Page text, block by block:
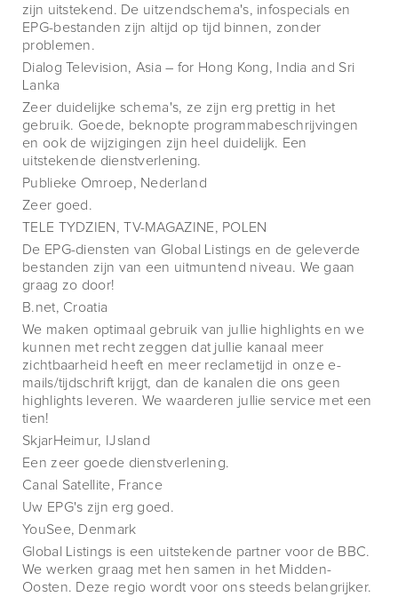
zijn uitstekend. De uitzendschema's, infospecials en
EPG-bestanden zijn altijd op tijd binnen, zonder
problemen.
Dialog Television, Asia – for Hong Kong, India and Sri
Lanka
Zeer duidelijke schema's, ze zijn erg prettig in het
gebruik. Goede, beknopte programmabeschrijvingen
en ook de wijzigingen zijn heel duidelijk. Een
uitstekende dienstverlening.
Publieke Omroep, Nederland
Zeer goed.
TELE TYDZIEN, TV-MAGAZINE, POLEN
De EPG-diensten van Global Listings en de geleverde
bestanden zijn van een uitmuntend niveau. We gaan
graag zo door!
B.net, Croatia
We maken optimaal gebruik van jullie highlights en we
kunnen met recht zeggen dat jullie kanaal meer
zichtbaarheid heeft en meer reclametijd in onze e-
mails/tijdschrift krijgt, dan de kanalen die ons geen
highlights leveren. We waarderen jullie service met een
tien!
SkjarHeimur, IJsland
Een zeer goede dienstverlening.
Canal Satellite, France
Uw EPG's zijn erg goed.
YouSee, Denmark
Global Listings is een uitstekende partner voor de BBC.
We werken graag met hen samen in het Midden-
Oosten. Deze regio wordt voor ons steeds belangrijker.